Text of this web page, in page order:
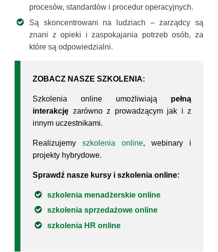
procesów, standardów i procedur operacyjnych.
Są skoncentrowani na ludziach – zarządcy są
znani z opieki i zaspokajania potrzeb osób, za
które są odpowiedzialni.
ZOBACZ NASZE SZKOLENIA:
Szkolenia online umożliwiają pełną
interakcję zarówno z prowadzącym jak i z
innym uczestnikami.
Realizujemy szkolenia online, webinary i
projekty hybrydowe.
Sprawdź nasze kursy i szkolenia online:
szkolenia menadżerskie online
szkolenia sprzedażowe online
szkolenia HR online